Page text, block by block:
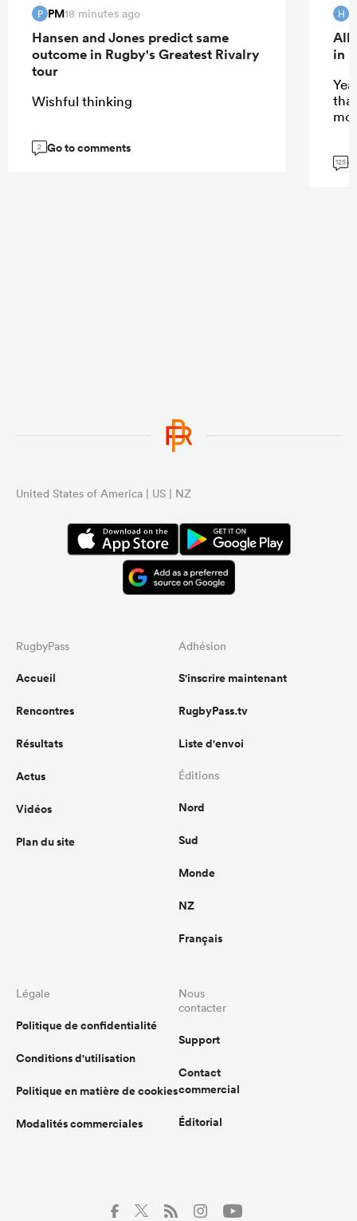
P PM18 minutes ago
Hansen and Jones predict same
outcome in Rugby's Greatest Rivalry
tour
Wishful thinking
2 Go to comments
H
All
in
125
United States of America | US | NZ
RugbyPass
Accueil
Rencontres
Résultats
Actus
Vidéos
Plan du site
Adhésion
S'inscrire maintenant
RugbyPass.tv
Liste d'envoi
Éditions
Nord
Sud
Monde
NZ
Français
Légale
Politique de confidentialité
Conditions d'utilisation
Politique en matière de cookies
Modalités commerciales
Nous
contacter
Support
Contact
commercial
Éditorial